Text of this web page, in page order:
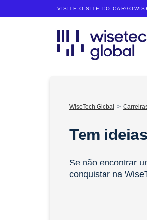
VISITE OSITE DO
WiseTech Global
Tem
Se não encontrar
conquistar na